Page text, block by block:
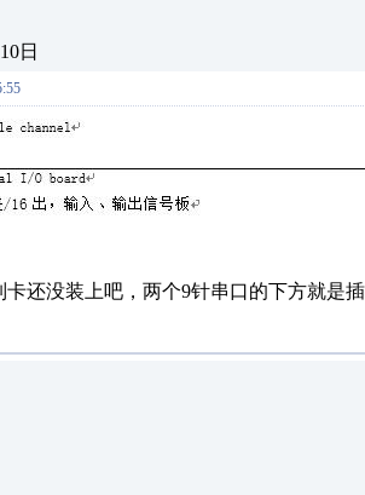
日
卡还没装上吧，两个9针串口的下方就是